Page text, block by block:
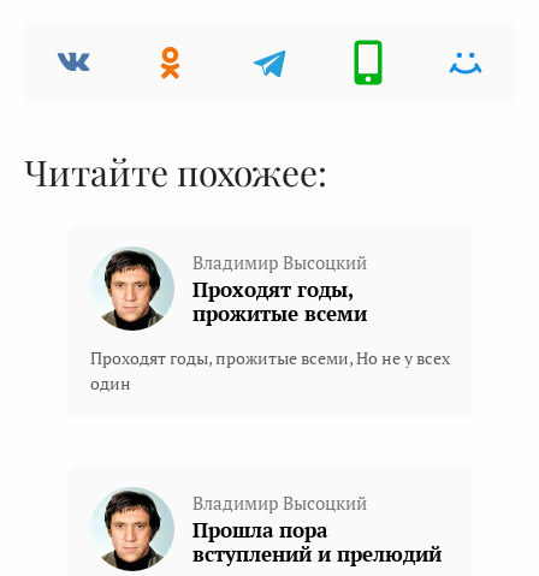
Читайте похожее:
Владимир Высоцкий
Проходят годы,
прожитые всеми
Проходят годы, прожитые всеми, Но не у всех
один
Владимир Высоцкий
Прошла пора
вступлений и прелюдий